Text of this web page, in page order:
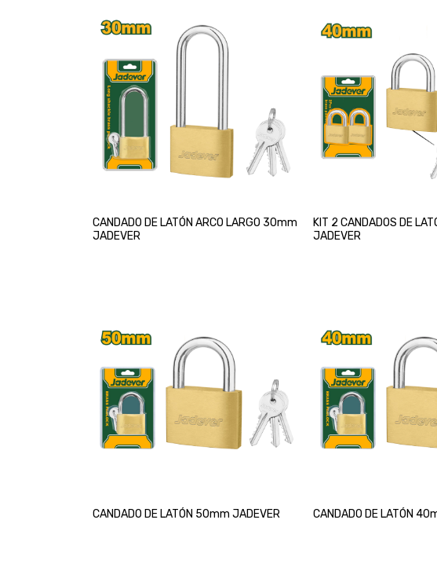
CANDADO DE LATÓN ARCO LARGO 30mm
JADEVER
KIT 2 CANDADOS DE
JADEVER
CANDADO DE LATÓN 50mm JADEVER CANDADO DE LATÓN